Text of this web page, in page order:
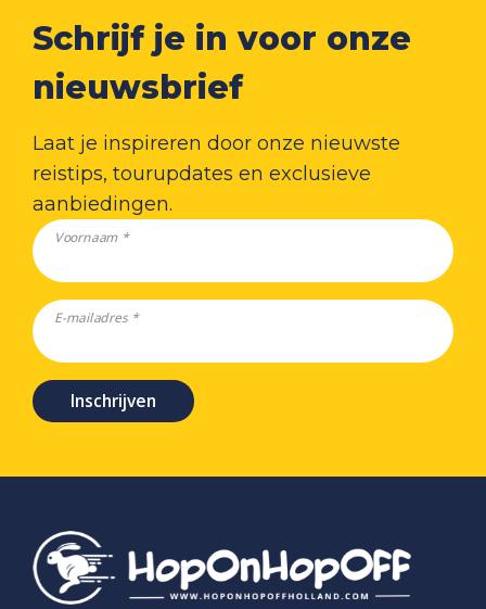
Schrijf je in voor onze
nieuwsbrief
Laat je inspireren door onze nieuwste
reistips, tourupdates en exclusieve
aanbiedingen.
Voornaam *
E-mailadres *
Inschrijven